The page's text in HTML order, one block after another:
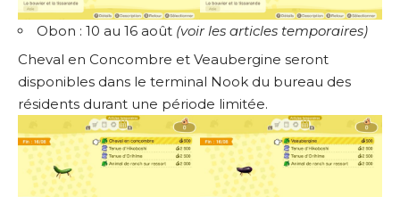
Obon : 10 au 16 août (voir les articles temporaires)
Cheval en Concombre et Veaubergine seront
disponibles dans le terminal Nook du bureau des
résidents durant une période limitée.